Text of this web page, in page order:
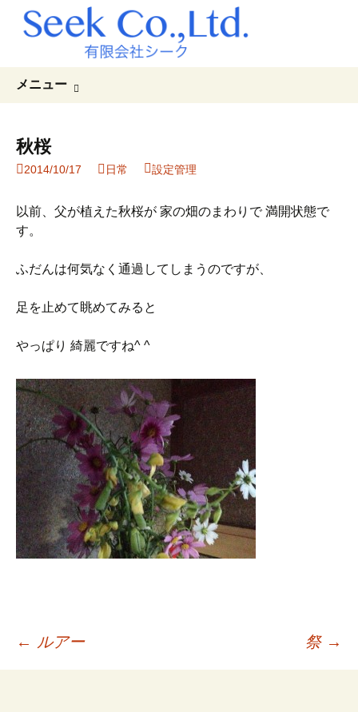
メニュー
へ
キ
秋桜
2014/10/17 日常 設定管理
以前、父が植えた秋桜が 家の畑のまわりで 満開状態で
す。
ふだんは何気なく通過してしまうのですが、
足を止めて眺めてみると
やっぱり 綺麗ですね^ ^
投
← ルアー 祭 →